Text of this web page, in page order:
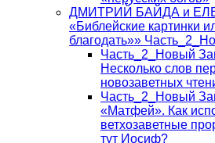
ДМИТРИЙ БАЙДА и
«Библейские картинки
благодать»»
Часть_2_Новый
Несколько слов
новозаветных
Часть_2_Новый
«Матфей». Как
ветхозаветные
тут Иосиф?